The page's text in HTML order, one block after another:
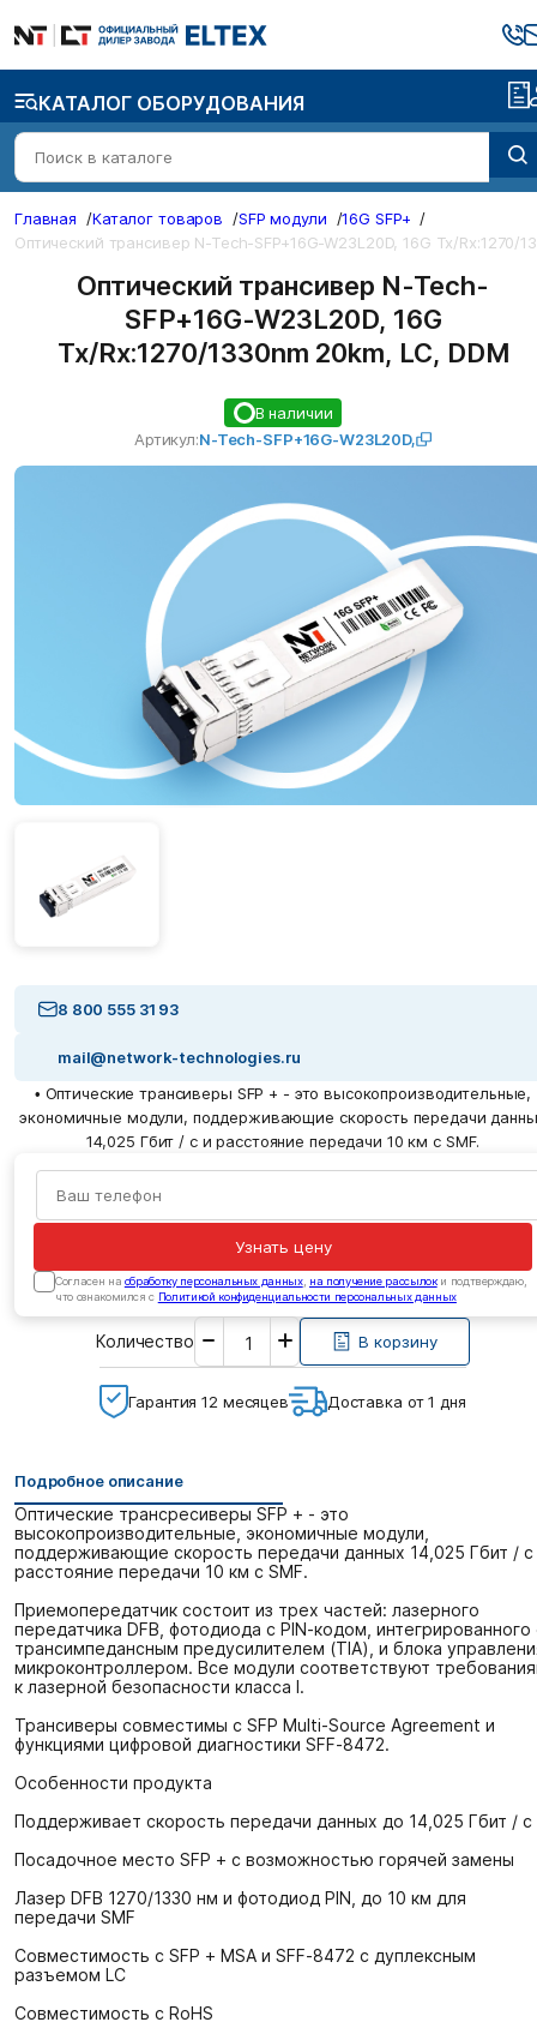
КАТАЛОГ ОБОРУДОВАНИЯ
Главная /Каталог товаров /SFP модули /16G SFP+ /
Оптический трансивер N-Tech-
SFP+16G-W23L20D, 16G
Tx/Rx:1270/1330nm 20km, LC, DDM
В наличии
Артикул:N-Tech-SFP+16G-W23L20D,
8 800 555 31 93
mail@network-technologies.ru
• Оптические трансиверы SFP + - это высокопроизводительные,
экономичные модули, поддерживающие скорость передачи
14,025 Гбит / с и расстояние передачи 10 км с SMF.
Узнать цену
Cогласен на обработку персональных данных, на получение рассылоки подтверждаю,
что ознакомился с Политикой конфиденциальности персональных данных
Количество
Введите
необходимое
количество
В корзину
Гарантия 12 месяцев Доставка от 1 дня
Подробное описание
Оптические трансресиверы SFP + - это
высокопроизводительные, экономичные модули,
поддерживающие скорость передачи данных 14,025 Гбит / с
расстояние передачи 10 км с SMF.
Приемопередатчик состоит из трех частей: лазерного
передатчика DFB, фотодиода с PIN-кодом, интегрированного
трансимпедансным предусилителем (TIA), и блока
микроконтроллером. Все модули соответствуют
к лазерной безопасности класса I.
Трансиверы совместимы с SFP Multi-Source Agreement и
функциями цифровой диагностики SFF-8472.
Особенности продукта
Поддерживает скорость передачи данных до 14,025 Гбит / с
Посадочное место SFP + с возможностью горячей замены
Лазер DFB 1270/1330 нм и фотодиод PIN, до 10 км для
передачи SMF
Совместимость с SFP + MSA и SFF-8472 с дуплексным
разъемом LC
Совместимость с RoHS